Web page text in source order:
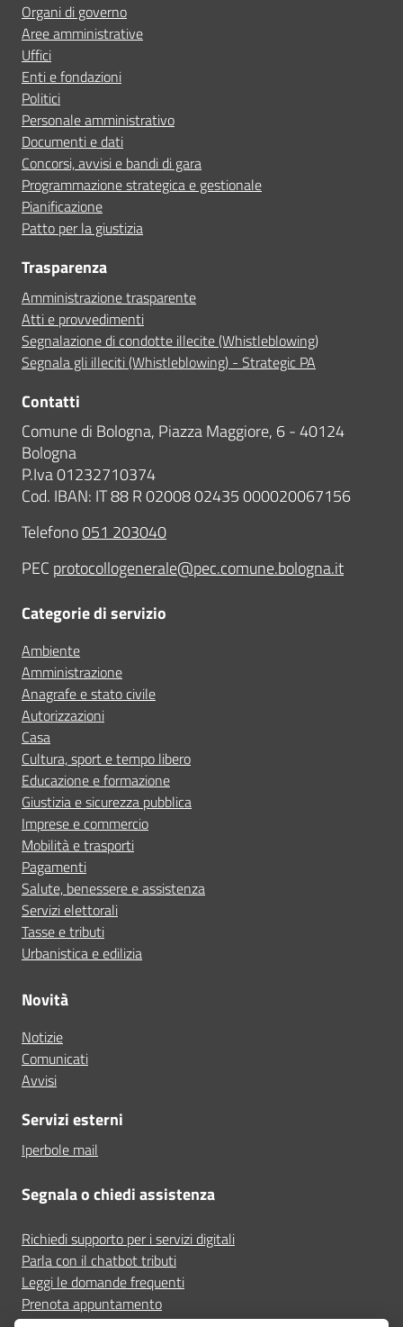
Organi di governo
Aree amministrative
Uffici
Enti e fondazioni
Politici
Personale amministrativo
Documenti e dati
Concorsi, avvisi e bandi di gara
Programmazione strategica e gestionale
Pianificazione
Patto per la giustizia
Trasparenza
Amministrazione trasparente
Atti e provvedimenti
Segnalazione di condotte illecite (Whistleblowing)
Segnala gli illeciti (Whistleblowing) - Strategic PA
Contatti
Comune di Bologna, Piazza Maggiore, 6 - 40124
Bologna
P.Iva 01232710374
Cod. IBAN: IT 88 R 02008 02435 000020067156
Telefono051 203040
PEC protocollogenerale@pec.comune.bologna.it
Categorie di servizio
Ambiente
Amministrazione
Anagrafe e stato civile
Autorizzazioni
Casa
Cultura, sport e tempo libero
Educazione e formazione
Giustizia e sicurezza pubblica
Imprese e commercio
Mobilità e trasporti
Pagamenti
Salute, benessere e assistenza
Servizi elettorali
Tasse e tributi
Urbanistica e edilizia
Novità
Notizie
Comunicati
Avvisi
Servizi esterni
Iperbole mail
Segnala o chiedi assistenza
Richiedi supporto per i servizi digitali
Parla con il chatbot tributi
Leggi le domande frequenti
Prenota appuntamento